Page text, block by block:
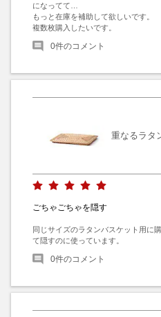
になってて…
もっと在庫を補助して欲しいです。
複数枚購入したいです。
0件のコメント
重なるラタ
ごちゃごちゃを隠す
同じサイズのラタンバスケット用に
て隠すのに使っています。
0件のコメント